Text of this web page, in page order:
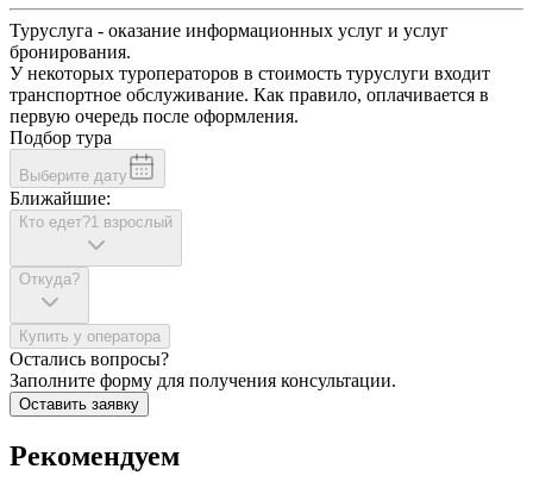
Туруслуга - оказание информационных услуг и услуг
бронирования.
У некоторых туроператоров в стоимость туруслуги входит
транспортное обслуживание. Как правило, оплачивается в
первую очередь после оформления.
Подбор тура
Выберите дату
Ближайшие:
Кто едет?1 взрослый
Откуда?
Купить у оператора
Остались вопросы?
Заполните форму для получения консультации.
Оставить заявку
Рекомендуем